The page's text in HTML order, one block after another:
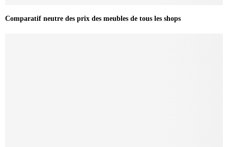
Comparatif neutre des prix des meubles de tous les shops